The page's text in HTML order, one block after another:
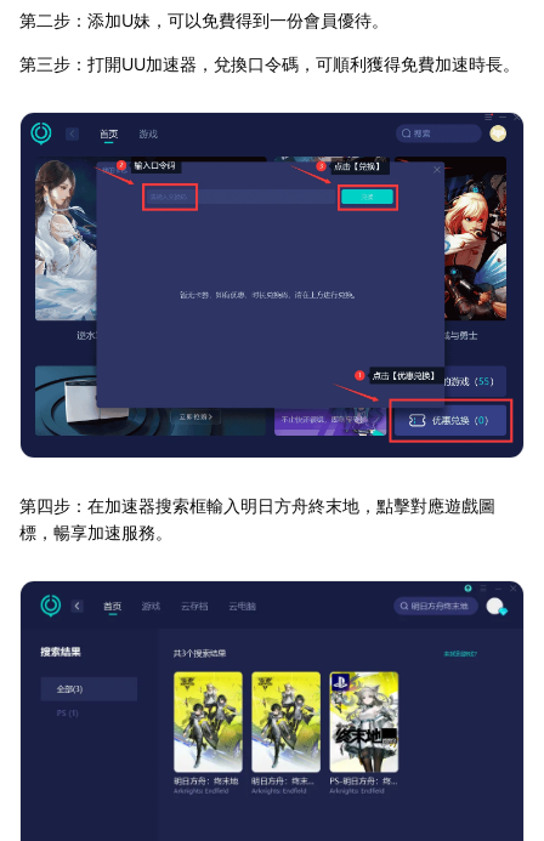
第二步：添加U妹，可以免費得到一份會員優待。
第三步：打開UU加速器，兌換口令碼，可順利獲得免費加速時長。
第四步：在加速器搜索框輸入明日方舟終末地，點擊對應遊戲圖
標，暢享加速服務。